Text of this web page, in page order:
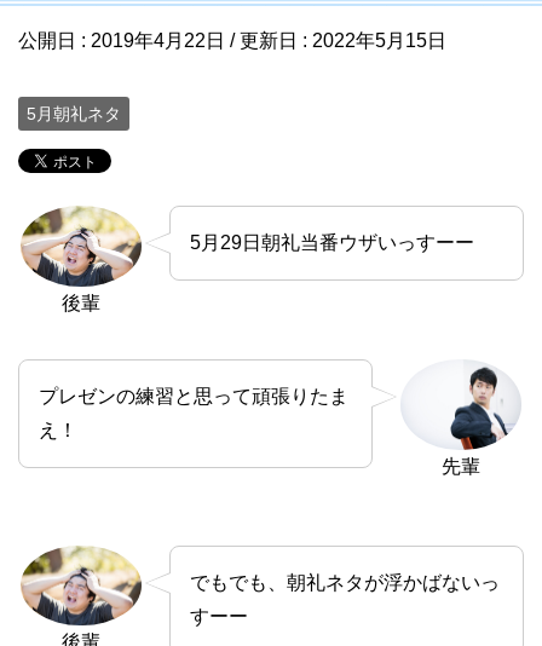
公開日 : 2019年4月22日 / 更新日 : 2022年5月15日
5月朝礼ネタ
後輩
5月29日朝礼当番ウザいっすーー
先輩
プレゼンの練習と思って頑張りたま
え！
でもでも、朝礼ネタが浮かばないっ
すーー